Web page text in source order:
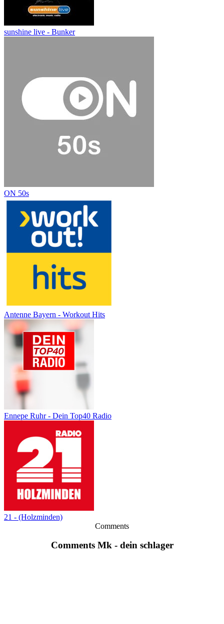
sunshine live - Bunker
ON 50s
Antenne Bayern - Workout Hits
Ennepe Ruhr - Dein Top40 Radio
21 - (Holzminden)
Comments
Comments Mk - dein schlager